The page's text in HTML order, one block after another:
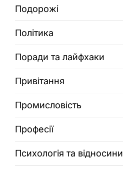
Подорожі
Політика
Поради та лайфхаки
Привітання
Промисловість
Професії
Психологія та відносини